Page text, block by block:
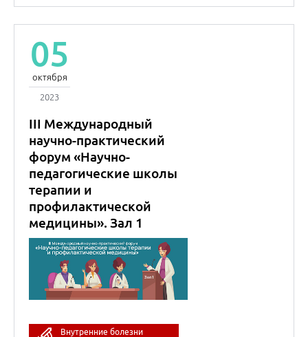
05
октября
2023
III Международный
научно-практический
форум «Научно-
педагогические школы
терапии и
профилактической
медицины». Зал 1
Внутренние болезни